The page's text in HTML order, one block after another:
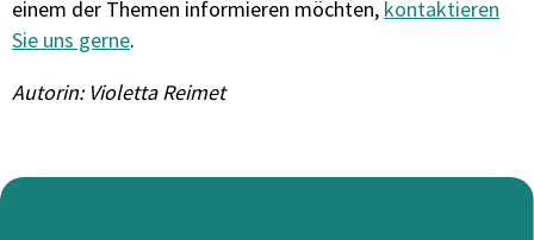
einem der Themen informieren möchten, kontaktieren
Sie uns gerne.
Autorin: Violetta Reimet